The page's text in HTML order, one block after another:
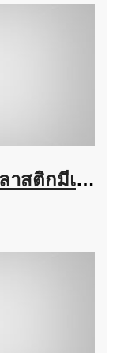
0863771698 เราจำหน่าย พลาสติกมีเดีย (Plastic Media) และ Bio Media